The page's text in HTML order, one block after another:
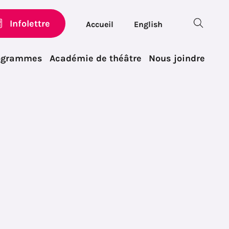
Accueil English
Académie de théâtre Nous joindre
Infolettre